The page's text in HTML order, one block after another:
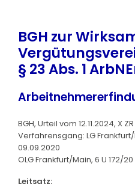
BGH zur
§ 23 Abs. 1
BGH, Urteil vom 12.11.2024, X
Verfahrensgang: LG
09.09.2020
OLG Frankfurt/Main, 6 U 172/
Leitsatz: